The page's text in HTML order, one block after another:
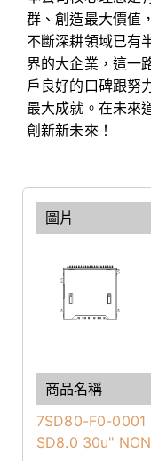
群、創造最大價值
不斷深耕領域已有
界的大企業，這一
戶良好的口碑跟努
最大成就。在未來
創新新未來！
7SD80-F0-0001
SD8.0 30u"